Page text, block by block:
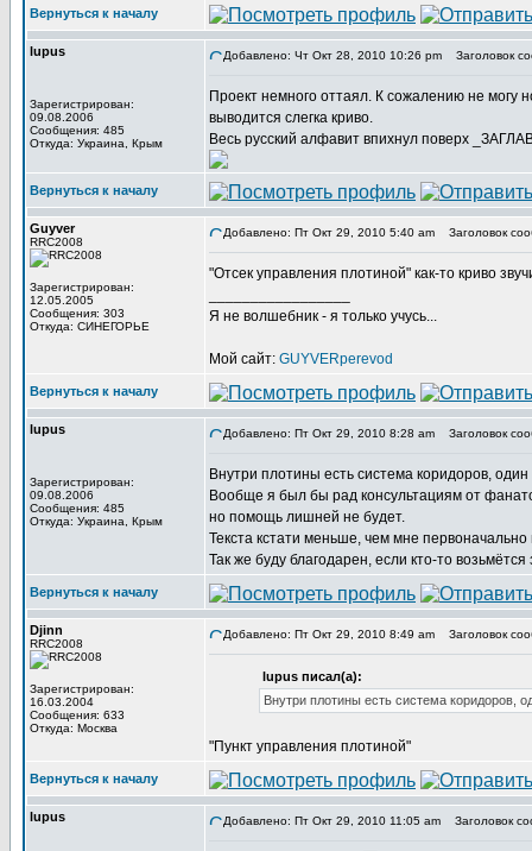
Вернуться к началу
lupus
Зарегистрирован:
09.08.2006
Сообщения: 485
Откуда: Украина, Крым
Добавлено: Чт Окт 28, 2010 10:26 pm Заголовок
Проект немного оттаял. К сожалению не могу
выводится слегка криво.
Весь русский алфавит впихнул поверх
Вернуться к началу
Guyver
RRC2008
Зарегистрирован:
12.05.2005
Сообщения: 303
Откуда: СИНЕГОРЬЕ
Добавлено: Пт Окт 29, 2010 5:40 am Заголовок
"Отсек управления плотиной" как-то криво
Я не волшебник - я только учусь...
Мой сайт: GUYVERperevod
Вернуться к началу
lupus
Зарегистрирован:
09.08.2006
Сообщения: 485
Откуда: Украина, Крым
Добавлено: Пт Окт 29, 2010 8:28 am Заголовок
Внутри плотины есть система коридоров,
Вообще я был бы рад консультациям от
но помощь лишней не будет.
Текста кстати меньше, чем мне первоначально
Так же буду благодарен, если кто-то
Вернуться к началу
Djinn
RRC2008
Зарегистрирован:
16.03.2004
Сообщения: 633
Откуда: Москва
Добавлено: Пт Окт 29, 2010 8:49 am Заголовок
lupus писал(а):
Внутри плотины есть система коридоров,
"Пункт управления плотиной"
Вернуться к началу
lupus Добавлено: Пт Окт 29, 2010 11:05 am Заголовок